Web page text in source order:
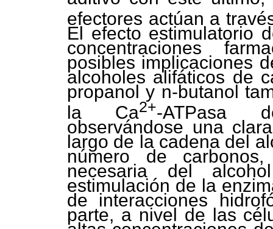
efectores actúan a
El efecto estimulatorio
concentraciones
posibles implicaciones
alcoholes alifáticos de
propanol y n-butanol
la Ca2+-ATPasa
observándose una
largo de la cadena del
número de
necesaria del
estimulación de la
de interacciones
parte, a nivel de las